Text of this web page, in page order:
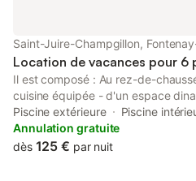
Saint-Juire-Champgillon,
Location de vacances pour 6
Il est composé : Au rez-de-
cuisine équipée - d'un espace
canapé-lit (140x190) - un cellier
indépendant complètent, ce
privative aménagée A l'étage : -
Piscine extérieure Piscine
Annulation gratuite
dès 125 € par nuit